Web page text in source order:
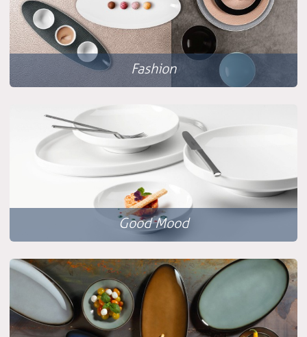
Fashion
Good Mood